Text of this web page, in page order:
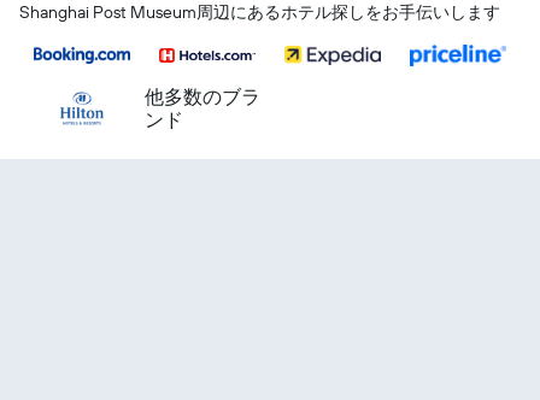
Shanghai Post Museum​周辺にあるホテル探しをお手伝いします
他多数のブラ
ンド